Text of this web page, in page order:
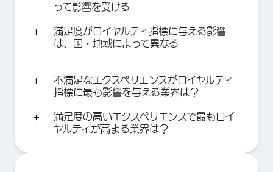
って影響を受ける
満足度がロイヤルティ指標に与える影響
は、国・地域によって異なる
不満足なエクスペリエンスがロイヤルティ
指標に最も影響を与える業界は？
満足度の高いエクスペリエンスで最もロイ
ヤルティが高まる業界は？